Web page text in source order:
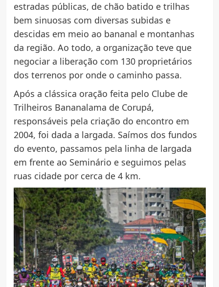
estradas públicas, de chão batido e trilhas
bem sinuosas com diversas subidas e
descidas em meio ao bananal e montanhas
da região. Ao todo, a organização teve que
negociar a liberação com 130 proprietários
dos terrenos por onde o caminho passa.
Após a clássica oração feita pelo Clube de
Trilheiros Bananalama de Corupá,
responsáveis pela criação do encontro em
2004, foi dada a largada. Saímos dos fundos
do evento, passamos pela linha de largada
em frente ao Seminário e seguimos pelas
ruas cidade por cerca de 4 km.